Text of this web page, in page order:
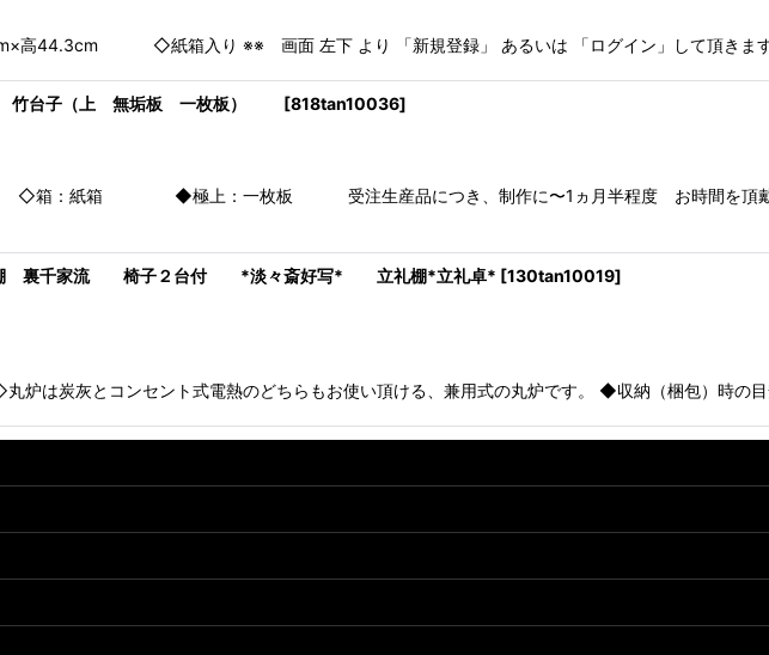
高44.3cm ◇紙箱入り ※※ 画面 左下 より 「新規登録」 あるいは 「ログイン」して頂きます
竹台子（上 無垢板 一枚板） [818tan10036]
紙箱 ◆極上：一枚板 受注生産品につき、制作に〜1ヵ月半程度 お時間を頂戴致
棚 裏千家流 椅子２台付 *淡々斎好写* 立礼棚*立礼卓* [130tan10019]
とコンセント式電熱のどちらもお使い頂ける、兼用式の丸炉です。 ◆収納（梱包）時の